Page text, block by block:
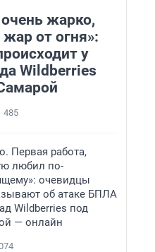
очень жарко,
жар от огня»:
у
Wildberries
485
Первая работа,
любил по-
очевидцы
об атаке БПЛА
Wildberries под
— онлайн